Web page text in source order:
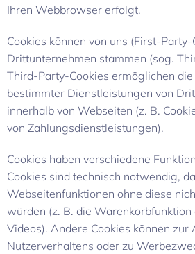
Ihren Webbrowser erfolgt.
Cookies können von uns (First-
Drittunternehmen stammen (sog.
Third-Party-Cookies ermöglichen die
bestimmter Dienstleistungen von
innerhalb von Webseiten (z. B.
von Zahlungsdienstleistungen).
Cookies haben verschiedene
Cookies sind technisch notwendig,
Webseitenfunktionen ohne diese
würden (z. B. die
Videos). Andere Cookies können zur
Nutzerverhaltens oder zu